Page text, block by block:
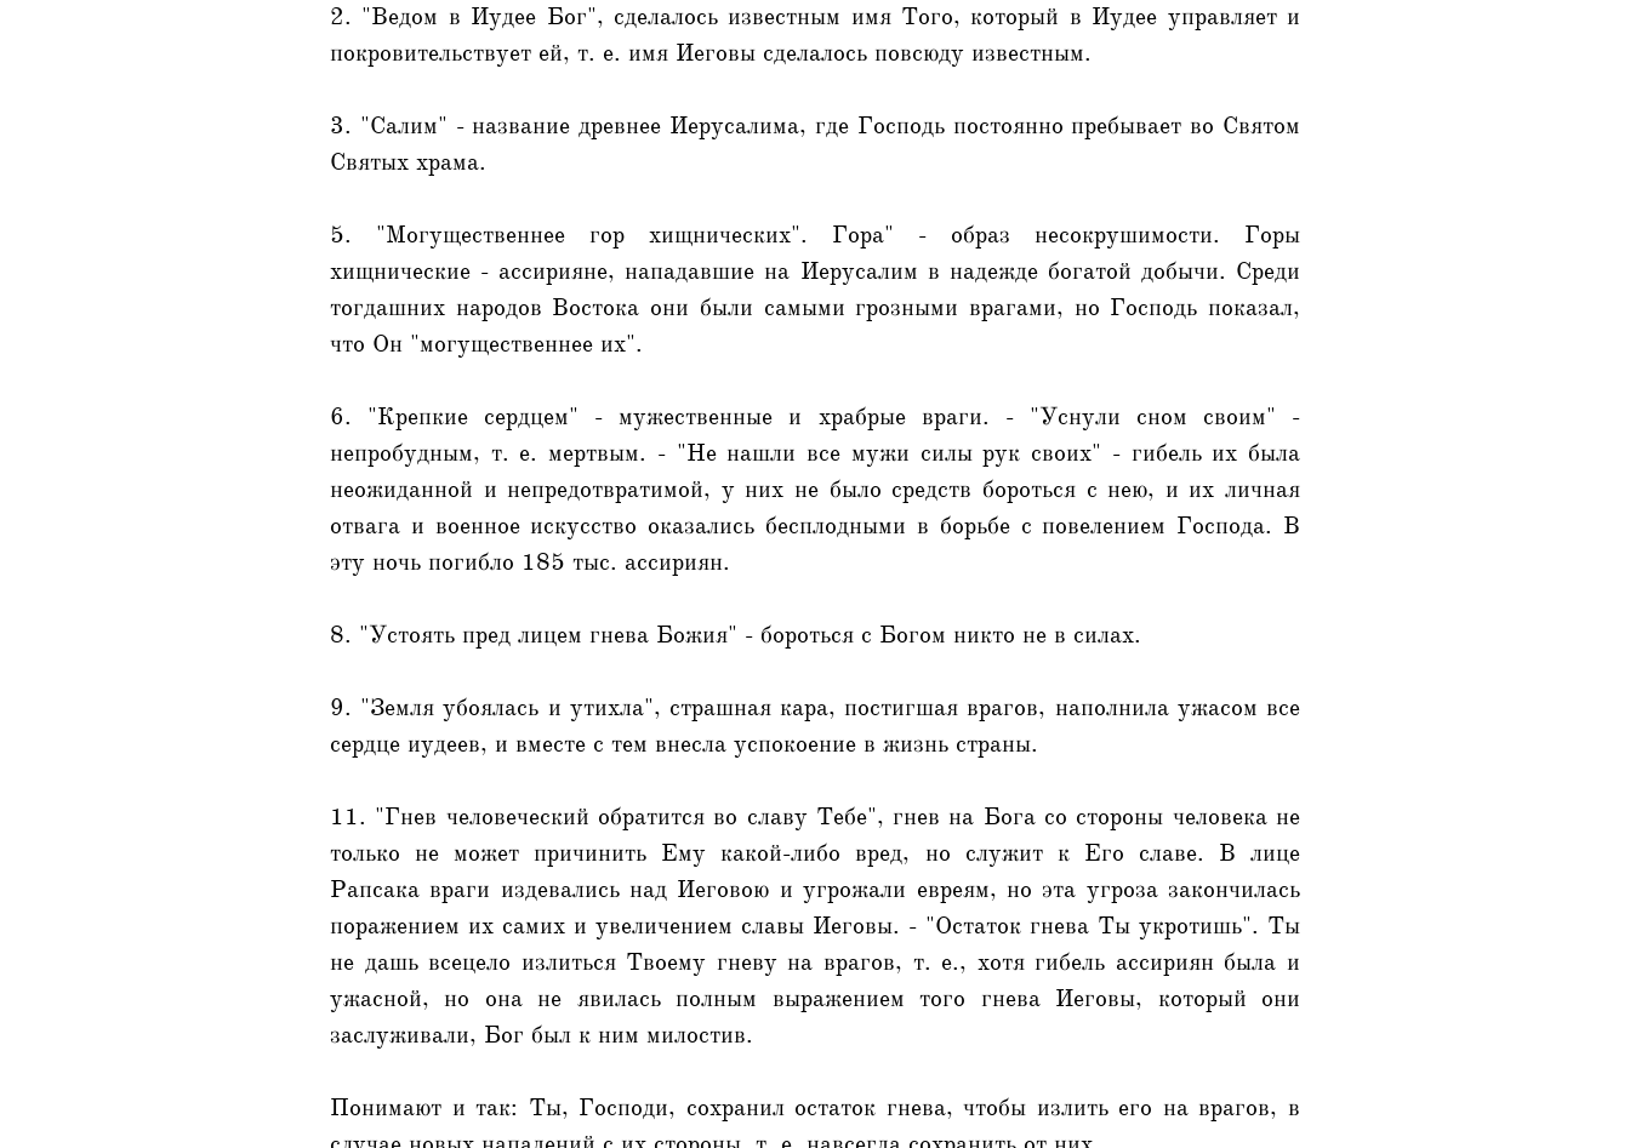
2. "Ведом в Иудее Бог", сделалось известным имя Того, который в Иудее управляет и
покровительствует ей, т. е. имя Иеговы сделалось повсюду известным.
3. "Салим" - название древнее Иерусалима, где Господь постоянно пребывает во Святом
Святых храма.
5. "Могущественнее гор хищнических". Гора" - образ несокрушимости. Горы
хищнические - ассирияне, нападавшие на Иерусалим в надежде богатой добычи. Среди
тогдашних народов Востока они были самыми грозными врагами, но Господь показал,
что Он "могущественнее их".
6. "Крепкие сердцем" - мужественные и храбрые враги. - "Уснули сном своим" -
непробудным, т. е. мертвым. - "Не нашли все мужи силы рук своих" - гибель их была
неожиданной и непредотвратимой, у них не было средств бороться с нею, и их личная
отвага и военное искусство оказались бесплодными в борьбе с повелением Господа. В
эту ночь погибло 185 тыс. ассириян.
8. "Устоять пред лицем гнева Божия" - бороться с Богом никто не в силах.
9. "Земля убоялась и утихла", страшная кара, постигшая врагов, наполнила ужасом все
сердце иудеев, и вместе с тем внесла успокоение в жизнь страны.
11. "Гнев человеческий обратится во славу Тебе", гнев на Бога со стороны человека не
только не может причинить Ему какой-либо вред, но служит к Его славе. В лице
Рапсака враги издевались над Иеговою и угрожали евреям, но эта угроза закончилась
поражением их самих и увеличением славы Иеговы. - "Остаток гнева Ты укротишь". Ты
не дашь всецело излиться Твоему гневу на врагов, т. е., хотя гибель ассириян была и
ужасной, но она не явилась полным выражением того гнева Иеговы, который они
заслуживали, Бог был к ним милостив.
Понимают и так: Ты, Господи, сохранил остаток гнева, чтобы излить его на врагов, в